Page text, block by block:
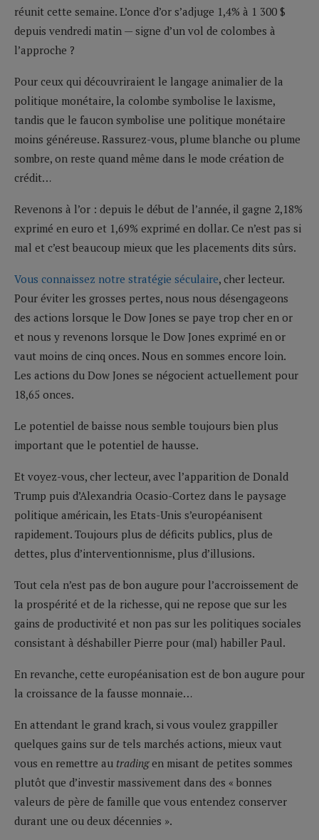
réunit cette semaine. L’once d’or s’adjuge 1,4% à 1 300 $
depuis vendredi matin — signe d’un vol de colombes à
l’approche ?
Pour ceux qui découvriraient le langage animalier de la
politique monétaire, la colombe symbolise le laxisme,
tandis que le faucon symbolise une politique monétaire
moins généreuse. Rassurez-vous, plume blanche ou plume
sombre, on reste quand même dans le mode création de
crédit…
Revenons à l’or : depuis le début de l’année, il gagne 2,18%
exprimé en euro et 1,69% exprimé en dollar. Ce n’est pas si
mal et c’est beaucoup mieux que les placements dits sûrs.
Vous connaissez notre stratégie séculaire, cher lecteur.
Pour éviter les grosses pertes, nous nous désengageons
des actions lorsque le Dow Jones se paye trop cher en or
et nous y revenons lorsque le Dow Jones exprimé en or
vaut moins de cinq onces. Nous en sommes encore loin.
Les actions du Dow Jones se négocient actuellement pour
18,65 onces.
Le potentiel de baisse nous semble toujours bien plus
important que le potentiel de hausse.
Et voyez-vous, cher lecteur, avec l’apparition de Donald
Trump puis d’Alexandria Ocasio-Cortez dans le paysage
politique américain, les Etats-Unis s’européanisent
rapidement. Toujours plus de déficits publics, plus de
dettes, plus d’interventionnisme, plus d’illusions.
Tout cela n’est pas de bon augure pour l’accroissement de
la prospérité et de la richesse, qui ne repose que sur les
gains de productivité et non pas sur les politiques sociales
consistant à déshabiller Pierre pour (mal) habiller Paul.
En revanche, cette européanisation est de bon augure pour
la croissance de la fausse monnaie…
En attendant le grand krach, si vous voulez grappiller
quelques gains sur de tels marchés actions, mieux vaut
vous en remettre au tradingen misant de petites sommes
plutôt que d’investir massivement dans des « bonnes
valeurs de père de famille que vous entendez conserver
durant une ou deux décennies ».